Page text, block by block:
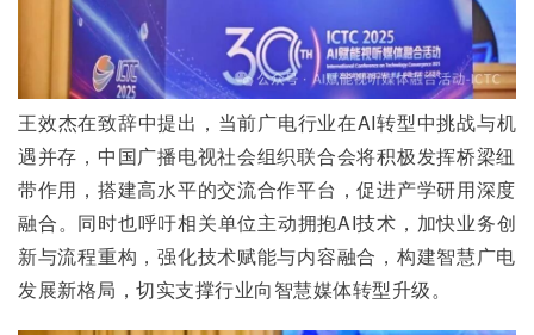
王效杰在致辞中提出，当前广电行业在AI转型中挑战与机
遇并存，中国广播电视社会组织联合会将积极发挥桥梁纽
带作用，搭建高水平的交流合作平台，促进产学研用深度
融合。同时也呼吁相关单位主动拥抱AI技术，加快业务创
新与流程重构，强化技术赋能与内容融合，构建智慧广电
发展新格局，切实支撑行业向智慧媒体转型升级。